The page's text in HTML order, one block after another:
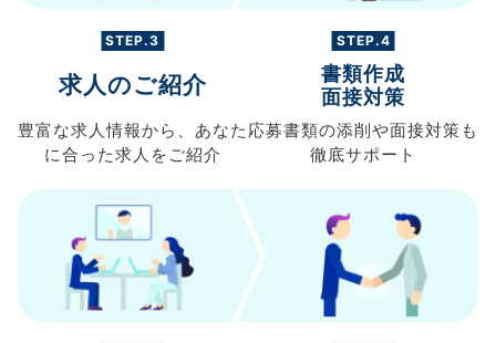
STEP.3
求人のご紹介
豊富な求人情報から、 あなた
に合った求人を ご紹介
STEP.4
書類作成
面接対策
応募書類の添削や面接対策も
徹底サポート